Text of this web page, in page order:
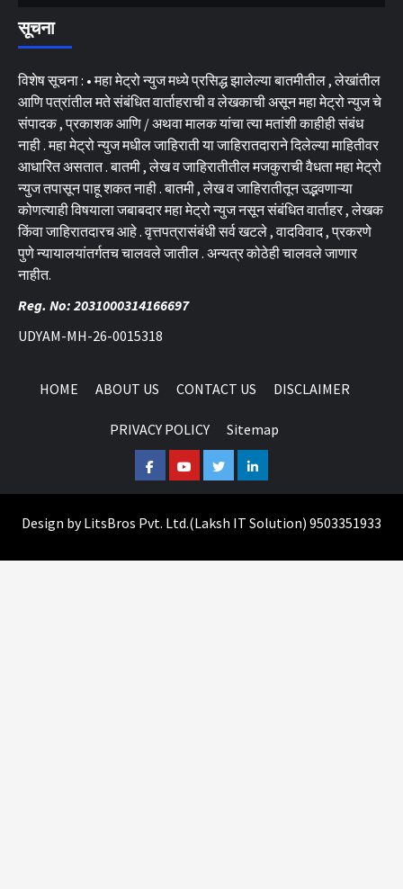
सूचना
विशेष सूचना : • महा मेट्रो न्युज मध्ये प्रसिद्ध झालेल्या बातमीतील , लेखांतील
आणि पत्रांतील मते संबंधित वार्ताहराची व लेखकाची असून महा मेट्रो न्युज चे
संपादक , प्रकाशक आणि / अथवा मालक यांचा त्या मतांशी काहीही संबंध
नाही . महा मेट्रो न्युज मधील जाहिराती या जाहिरातदाराने दिलेल्या माहितीवर
आधारित असतात . बातमी , लेख व जाहिरातीतील मजकुराची वैधता महा मेट्रो
न्युज तपासून पाहू शकत नाही . बातमी , लेख व जाहिरातीतून उद्भवणाऱ्या
कोणत्याही विषयाला जबाबदार महा मेट्रो न्युज नसून संबंधित वार्ताहर , लेखक
किंवा जाहिरातदारच आहे . वृत्तपत्रासंबंधी सर्व खटले , वादविवाद , प्रकरणे
पुणे न्यायालयांतर्गतच चालवले जातील . अन्यत्र कोठेही चालवले जाणार
नाहीत.
Reg. No: 2031000314166697
UDYAM-MH-26-0015318
HOME ABOUT US CONTACT US DISCLAIMER
PRIVACY POLICY Sitemap
FacebookYoutubeTwitterLinkedin
Design byLitsBros Pvt. Ltd.(Laksh IT Solution) 9503351933